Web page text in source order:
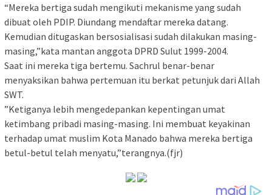
“Mereka bertiga sudah mengikuti mekanisme yang sudah
dibuat oleh PDIP. Diundang mendaftar mereka datang.
Kemudian ditugaskan bersosialisasi sudah dilakukan masing-
masing,”kata mantan anggota DPRD Sulut 1999-2004.
Saat ini mereka tiga bertemu. Sachrul benar-benar
menyaksikan bahwa pertemuan itu berkat petunjuk dari Allah
SWT.
”Ketiganya lebih mengedepankan kepentingan umat
ketimbang pribadi masing-masing. Ini membuat keyakinan
terhadap umat muslim Kota Manado bahwa mereka bertiga
betul-betul telah menyatu,”terangnya.(fjr)